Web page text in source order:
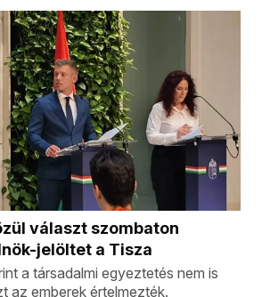
választ szombaton
jelöltet a Tisza
a társadalmi egyeztetés nem is
az emberek értelmezték.